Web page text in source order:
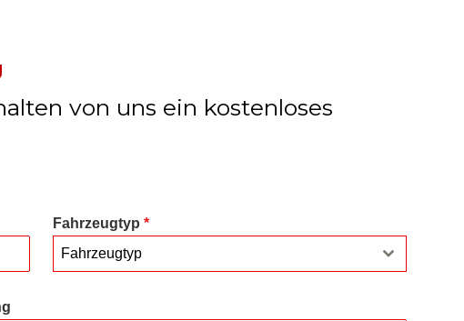
von uns ein kostenloses
Fahrzeugtyp *
Fahrzeugtyp